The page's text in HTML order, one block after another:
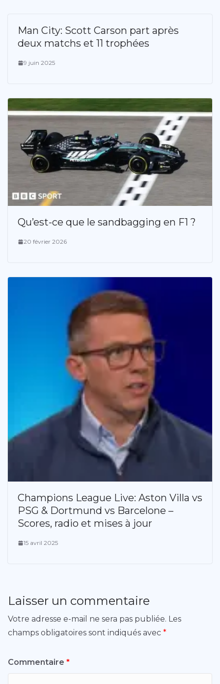
Man City: Scott Carson part après
deux matchs et 11 trophées
9 juin 2025
Qu’est-ce que le sandbagging en F1 ?
20 février 2026
Champions League Live: Aston Villa vs
PSG & Dortmund vs Barcelone –
Scores, radio et mises à jour
15 avril 2025
Laisser un commentaire
Votre adresse e-mail ne sera pas publiée. Les
champs obligatoires sont indiqués avec *
Commentaire *